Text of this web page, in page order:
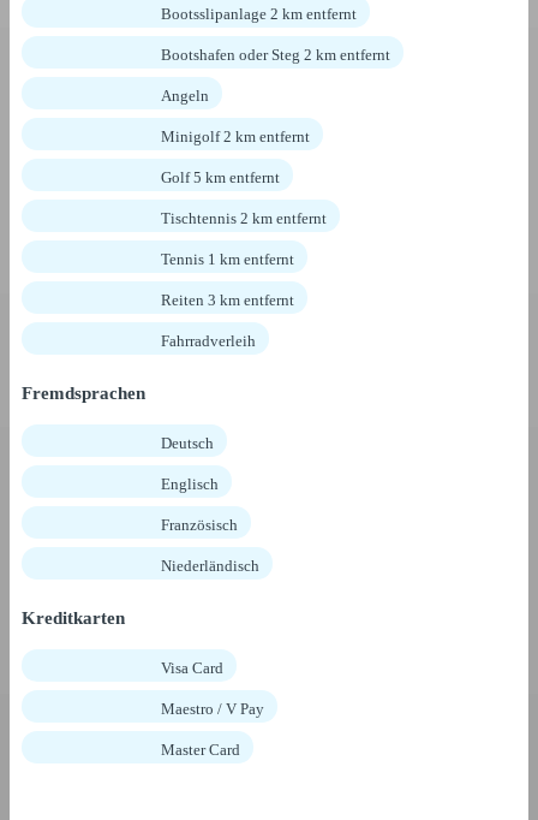
Bootsslipanlage 2 km entfernt
Bootshafen oder Steg 2 km entfernt
Angeln
Minigolf 2 km entfernt
Golf 5 km entfernt
Tischtennis 2 km entfernt
Tennis 1 km entfernt
Reiten 3 km entfernt
Fahrradverleih
Fremdsprachen
Deutsch
Englisch
Französisch
Niederländisch
Kreditkarten
Visa Card
Maestro / V Pay
Master Card